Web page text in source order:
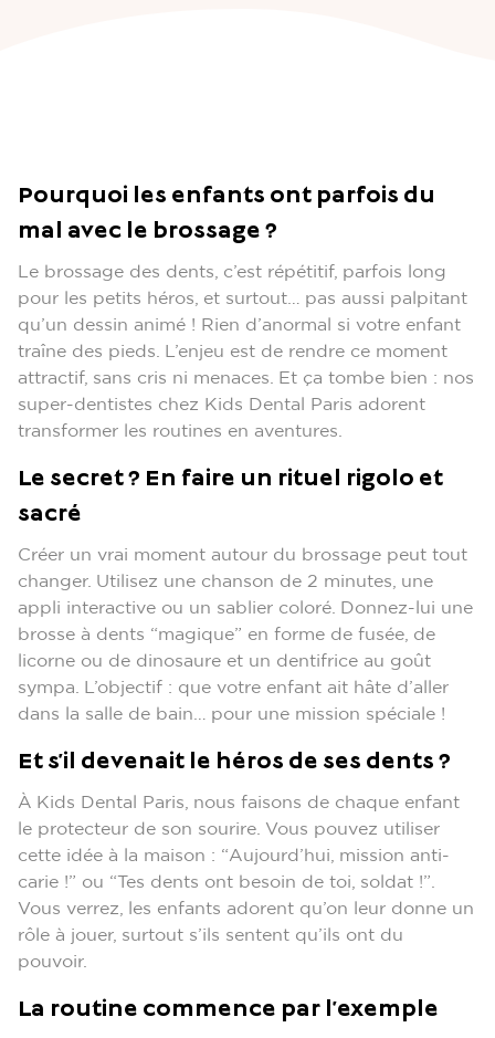
Pourquoi les enfants ont parfois du
mal avec le brossage ?
Le brossage des dents, c’est répétitif, parfois long
pour les petits héros, et surtout… pas aussi palpitant
qu’un dessin animé ! Rien d’anormal si votre enfant
traîne des pieds. L’enjeu est de rendre ce moment
attractif, sans cris ni menaces. Et ça tombe bien : nos
super-dentistes chez Kids Dental Paris adorent
transformer les routines en aventures.
Le secret ? En faire un rituel rigolo et
sacré
Créer un vrai moment autour du brossage peut tout
changer. Utilisez une chanson de 2 minutes, une
appli interactive ou un sablier coloré. Donnez-lui une
brosse à dents “magique” en forme de fusée, de
licorne ou de dinosaure et un dentifrice au goût
sympa. L’objectif : que votre enfant ait hâte d’aller
dans la salle de bain… pour une mission spéciale !
Et s’il devenait le héros de ses dents ?
À Kids Dental Paris, nous faisons de chaque enfant
le protecteur de son sourire. Vous pouvez utiliser
cette idée à la maison : “Aujourd’hui, mission anti-
carie !” ou “Tes dents ont besoin de toi, soldat !”.
Vous verrez, les enfants adorent qu’on leur donne un
rôle à jouer, surtout s’ils sentent qu’ils ont du
pouvoir.
La routine commence par l’exemple